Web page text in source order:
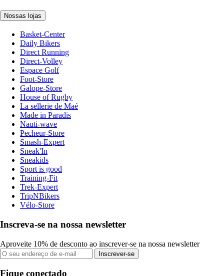
Nossas lojas
Basket-Center
Daily Bikers
Direct Running
Direct-Volley
Espace Golf
Foot-Store
Galope-Store
House of Rugby
La sellerie de Maé
Made in Paradis
Nauti-wave
Pecheur-Store
Smash-Expert
Sneak'In
Sneakids
Sport is good
Training-Fit
Trek-Expert
TripNBikers
Vélo-Store
Inscreva-se na nossa newsletter
Aproveite 10% de desconto ao inscrever-se na nossa newsletter
Inscrever-se
Fique conectado